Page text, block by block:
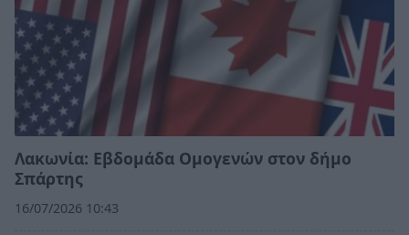
Λακωνία: Εβδομάδα Ομογενών στον δήμο
Σπάρτης
16/07/2026 10:43